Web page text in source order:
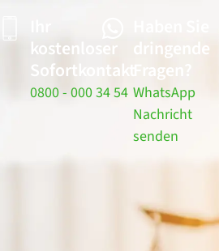
kostenloser
Sofortkontakt
0800 - 000 34 54
dringende
Fragen?
WhatsApp
Nachricht
senden